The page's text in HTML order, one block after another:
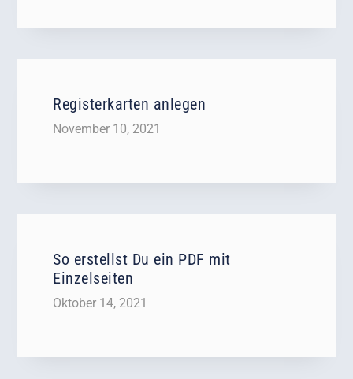
Registerkarten anlegen
November 10, 2021
So erstellst Du ein PDF mit
Einzelseiten
Oktober 14, 2021